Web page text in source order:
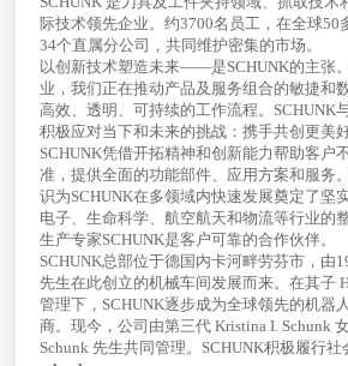
际技术领先企业。约3700名员工，在全球50
34个直属分公司，共同维护密集的市场。
以创新技术塑造未来——是SCHUNK的主张
业，我们正在推动产品及服务组合的敏捷和
高效、透明、可持续的工作流程。SCHUNK
积极应对当下和未来的挑战：携手共创更美
SCHUNK凭借开拓精神和创新能力帮助客户
准，提供全面的功能部件、应用方案和服务
识为SCHUNK在多领域内快速发展奠定了坚
电子、生命科学、航空航天和物流等行业的
生产专家SCHUNK是客户可靠的合作伙伴。
SCHUNK总部位于德国内卡河畔劳芬市，由
先生在此创立的机械车间发展而来。在其子
管理下，SCHUNK逐步成为全球领先的机器
商。现今，公司由第三代 Kristina I. Schunk
Schunk 先生共同管理。SCHUNK积极履行社